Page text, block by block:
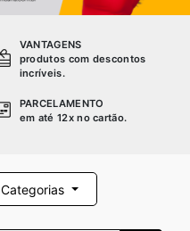
VANTAGENS
produtos com descontos
incríveis.
PARCELAMENTO
em até 12x no cartão.
Categorias